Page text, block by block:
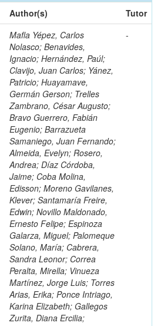
Author(s)
Tutor
Mafla Yépez, Carlos
Nolasco; Benavides,
Ignacio; Hernández, Paúl;
Clavijo, Juan Carlos; Yánez,
Patricio; Huayamave,
Germán Gerson; Trelles
Zambrano, César Augusto;
Bravo Guerrero, Fabián
Eugenio; Barrazueta
Samaniego, Juan Fernando;
Almeida, Evelyn; Rosero,
Andrea; Díaz Córdoba,
Jaime; Coba Molina,
Edisson; Moreno Gavilanes,
Klever; Santamaría Freire,
Edwin; Novillo Maldonado,
Ernesto Felipe; Espinoza
Galarza, Miguel; Palomeque
Solano, María; Cabrera,
Sandra Leonor; Correa
Peralta, Mirella; Vinueza
Martínez, Jorge Luis; Torres
Arias, Erika; Ponce Intriago,
Karina Elizabeth; Gallegos
Zurita, Diana Ercilia;
-